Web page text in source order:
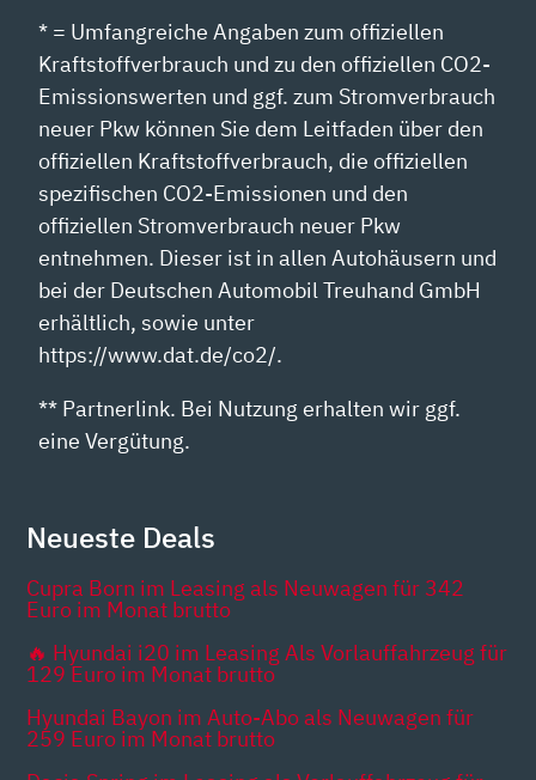
* = Umfangreiche Angaben zum offiziellen
Kraftstoffverbrauch und zu den offiziellen CO2-
Emissionswerten und ggf. zum Stromverbrauch
neuer Pkw können Sie dem Leitfaden über den
offiziellen Kraftstoffverbrauch, die offiziellen
spezifischen CO2-Emissionen und den
offiziellen Stromverbrauch neuer Pkw
entnehmen. Dieser ist in allen Autohäusern und
bei der Deutschen Automobil Treuhand GmbH
erhältlich, sowie unter
https://www.dat.de/co2/.
** Partnerlink. Bei Nutzung erhalten wir ggf.
eine Vergütung.
Neueste Deals
Cupra Born im Leasing als Neuwagen für 342
Euro im Monat brutto
🔥 Hyundai i20 im Leasing Als Vorlauffahrzeug für
129 Euro im Monat brutto
Hyundai Bayon im Auto-Abo als Neuwagen für
259 Euro im Monat brutto